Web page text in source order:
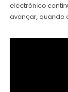
electrónico
avançar, quando